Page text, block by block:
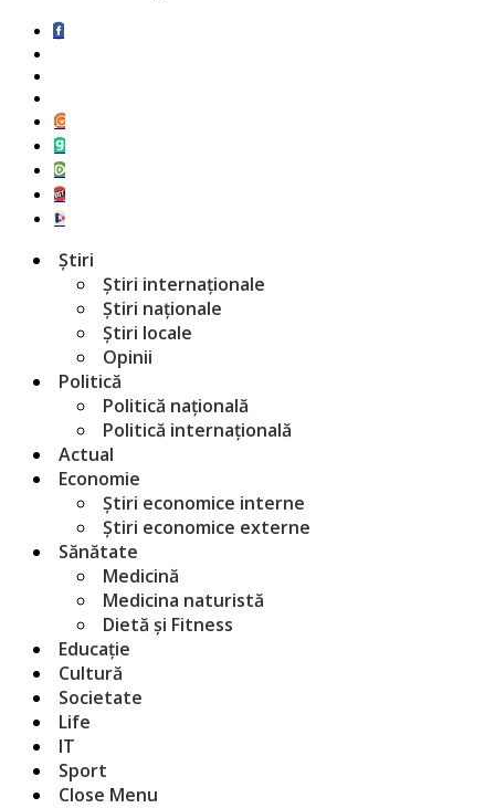
Știri
Știri internaționale
Știri naționale
Știri locale
Opinii
Politică
Politică națională
Politică internațională
Actual
Economie
Știri economice interne
Știri economice externe
Sănătate
Medicină
Medicina naturistă
Dietă și Fitness
Educație
Cultură
Societate
Life
IT
Sport
Close Menu